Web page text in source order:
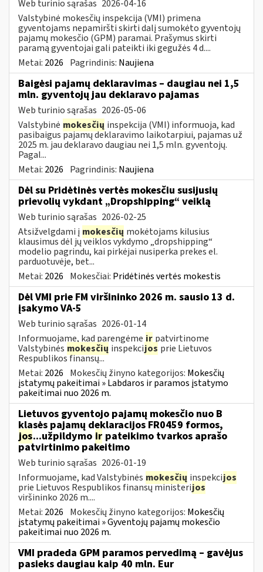
Web turinio sąrašas 2026-04-16
Valstybinė mokesčių inspekcija (VMI) primena
gyventojams nepamiršti skirti dalį sumokėto gyventojų
pajamų mokesčio (GPM) paramai. Prašymus skirti
paramą gyventojai gali pateikti iki gegužės 4 d....
Metai: 2026 Pagrindinis: Naujiena
Baigėsi pajamų deklaravimas – daugiau nei 1,5
mln. gyventojų jau deklaravo pajamas
Web turinio sąrašas 2026-05-06
Valstybinė mokesčių inspekcija (VMI) informuoja, kad
pasibaigus pajamų deklaravimo laikotarpiui, pajamas už
2025 m. jau deklaravo daugiau nei 1,5 mln. gyventojų.
Pagal...
Metai: 2026 Pagrindinis: Naujiena
Dėl su Pridėtinės vertės mokesčiu susijusių
prievolių vykdant „Dropshipping“ veiklą
Web turinio sąrašas 2026-02-25
Atsižvelgdami į mokesčių mokėtojams kilusius
klausimus dėl jų veiklos vykdymo „dropshipping“
modelio pagrindu, kai pirkėjai nusiperka prekes el.
parduotuvėje, bet...
Metai: 2026 Mokesčiai: Pridėtinės vertės mokestis
Dėl VMI prie FM viršininko 2026 m. sausio 13 d.
įsakymo VA-5
Web turinio sąrašas 2026-01-14
Informuojame, kad parengėme ir patvirtinome
Valstybinės mokesčių inspekcijos prie Lietuvos
Respublikos finansų...
Metai: 2026 Mokesčių žinyno kategorijos: Mokesčių
įstatymų pakeitimai » Labdaros ir paramos įstatymo
pakeitimai nuo 2026 m.
Lietuvos gyventojo pajamų mokesčio nuo B
klasės pajamų deklaracijos FR0459 formos,
jos...užpildymo ir pateikimo tvarkos aprašo
patvirtinimo pakeitimo
Web turinio sąrašas 2026-01-19
Informuojame, kad Valstybinės mokesčių inspekcijos
prie Lietuvos Respublikos finansų ministerijos
viršininko 2026 m....
Metai: 2026 Mokesčių žinyno kategorijos: Mokesčių
įstatymų pakeitimai » Gyventojų pajamų mokesčio
pakeitimai nuo 2026 m.
VMI pradeda GPM paramos pervedimą – gavėjus
pasieks daugiau kaip 40 mln. Eur